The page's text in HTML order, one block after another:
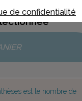
est le nombre de
de confidentialité